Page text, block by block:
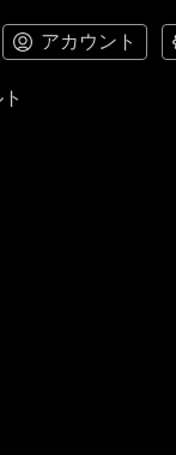
アカウント